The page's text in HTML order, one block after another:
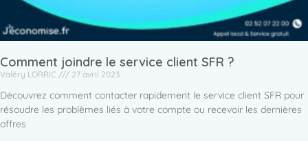
Comment joindre le service client SFR ?
Valéry LORRIC 27 avril 2023
Découvrez comment contacter rapidement le service client SFR pour
résoudre les problèmes liés à votre compte ou recevoir les dernières
offres